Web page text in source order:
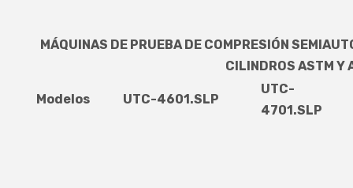
MÁQUINAS DE PRUEBA DE COMPRESIÓN
CILINDROS ASTM Y
Modelos UTC-4601.SLP
UTC-
4701.SLP